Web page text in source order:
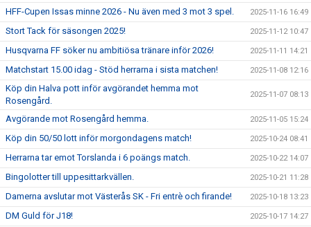
HFF-Cupen Issas minne 2026 - Nu även med 3 mot 3 spel. 2025-11-16 16:49
Stort Tack för säsongen 2025! 2025-11-12 10:47
Husqvarna FF söker nu ambitiösa tränare inför 2026! 2025-11-11 14:21
Matchstart 15.00 idag - Stöd herrarna i sista matchen! 2025-11-08 12:16
Köp din Halva pott inför avgörandet hemma mot
Rosengård.
2025-11-07 08:13
Avgörande mot Rosengård hemma. 2025-11-05 15:24
Köp din 50/50 lott inför morgondagens match! 2025-10-24 08:41
Herrarna tar emot Torslanda i 6 poängs match. 2025-10-22 14:07
Bingolotter till uppesittarkvällen. 2025-10-21 11:28
Damerna avslutar mot Västerås SK - Fri entrè och firande! 2025-10-18 13:23
DM Guld för J18! 2025-10-17 14:27